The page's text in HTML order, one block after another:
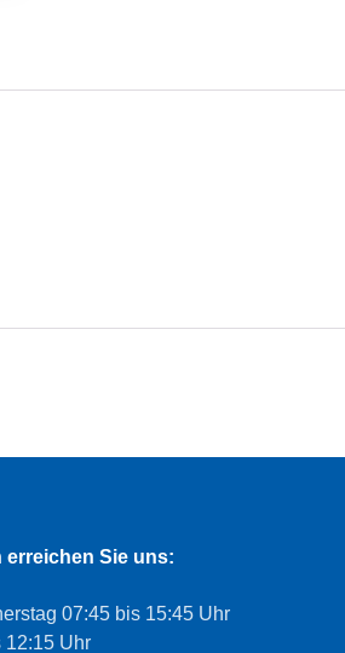
erreichen Sie uns:
07:45 bis 15:45 Uhr
12:15 Uhr